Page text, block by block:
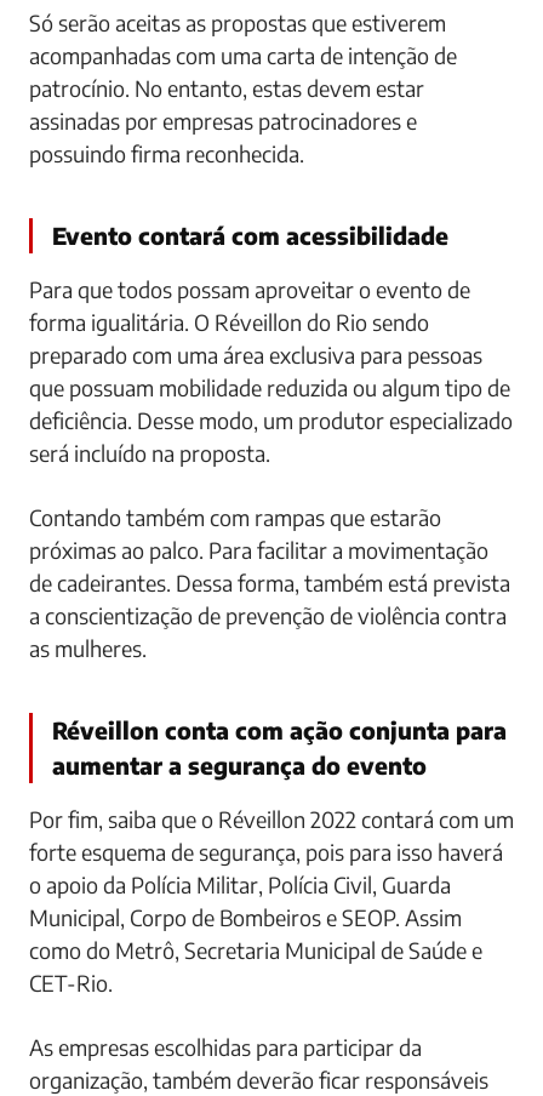
Só serão aceitas as propostas que estiverem
acompanhadas com uma carta de intenção de
patrocínio. No entanto, estas devem estar
assinadas por empresas patrocinadores e
possuindo firma reconhecida.
Evento contará com acessibilidade
Para que todos possam aproveitar o evento de
forma igualitária. O Réveillon do Rio sendo
preparado com uma área exclusiva para pessoas
que possuam mobilidade reduzida ou algum tipo de
deficiência. Desse modo, um produtor especializado
será incluído na proposta.
Contando também com rampas que estarão
próximas ao palco. Para facilitar a movimentação
de cadeirantes. Dessa forma, também está prevista
a conscientização de prevenção de violência contra
as mulheres.
Réveillon conta com ação conjunta para
aumentar a segurança do evento
Por fim, saiba que o Réveillon 2022 contará com um
forte esquema de segurança, pois para isso haverá
o apoio da Polícia Militar, Polícia Civil, Guarda
Municipal, Corpo de Bombeiros e SEOP. Assim
como do Metrô, Secretaria Municipal de Saúde e
CET-Rio.
As empresas escolhidas para participar da
organização, também deverão ficar responsáveis